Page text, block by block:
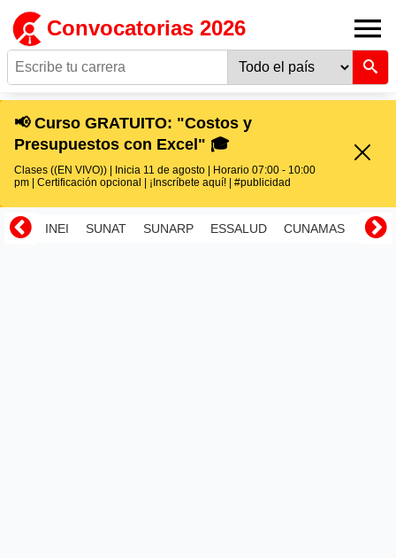
Convocatorias 2026
📢 Curso GRATUITO: "Costos y
Presupuestos con Excel" 🎓
Clases ((EN VIVO)) | Inicia 11 de agosto | Horario 07:00 - 10:00
pm | Certificación opcional | ¡Inscríbete aquí! | #publicidad
INEI SUNAT SUNARP ESSALUD CUNAMAS